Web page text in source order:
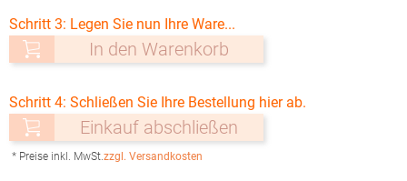
Schritt 3: Legen Sie nun Ihre Ware...
In den Warenkorb
Schritt 4: Schließen Sie Ihre Bestellung hier ab.
Einkauf abschließen
* Preise inkl. MwSt.zzgl. Versandkosten